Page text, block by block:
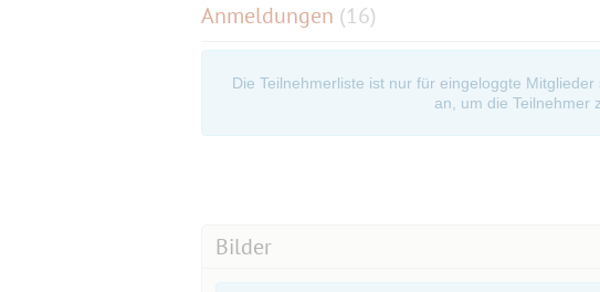
Science Slam einzigartig.
Anmeldungen (16)
Die Teilnehmerliste ist nur für eingeloggte
an, um die Teilnehmer
Bilder